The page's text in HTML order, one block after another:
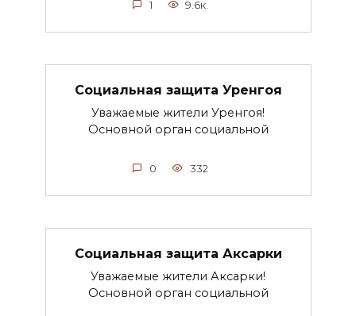
1 9.6к.
Социальная защита Уренгоя
Уважаемые жители Уренгоя!
Основной орган социальной
0 332
Социальная защита Аксарки
Уважаемые жители Аксарки!
Основной орган социальной